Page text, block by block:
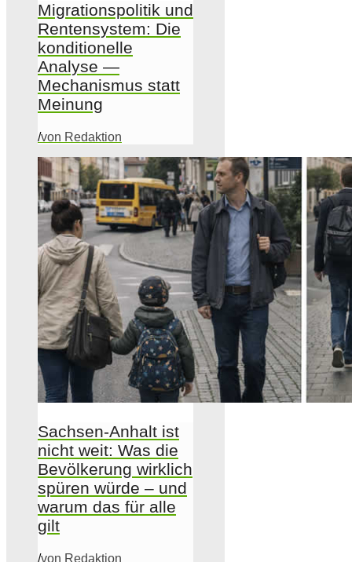
Migrationspolitik und
Rentensystem: Die
konditionelle
Analyse —
Mechanismus statt
Meinung
/von Redaktion
Sachsen-Anhalt ist
nicht weit: Was die
Bevölkerung wirklich
spüren würde – und
warum das für alle
gilt
/von Redaktion